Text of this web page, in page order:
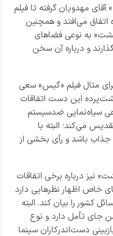
آقای مهدویان گرفته تا فیلم
اتفاق می‌افتد و همچنین
به نوعی فضاهای
و درباره آن سخن
مثال فیلم «گیس» سعی
این دست اتفاقات
سیاه‌نمایی ضدسیستم
می‌کند؛ البته با
باشد و رأی بخشی از
نیز درباره برخی اتفاقات
خاص اظهار نظرهایی دارد
کشور را بیان کند. البته
جای تأمل دارد و نوع
دست‌اندرکاران سینما